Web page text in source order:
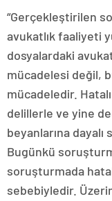
“Gerçekleştirilen
avukatlık faaliyeti
dosyalardaki
mücadelesi değil,
mücadeledir.
delillerle ve yine
beyanlarına
Bugünkü
soruşturmada
sebebiyledir.